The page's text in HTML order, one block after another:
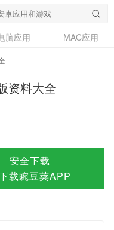
全
脑应用
MAC应用
设计奖
资料大全
安全下载
载豌豆荚APP